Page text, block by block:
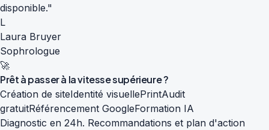
disponible."
L
Laura Bruyer
Sophrologue
🚀
Prêt à passer à lavitesse supérieure?
Création de siteIdentité visuellePrintAudit
gratuitRéférencement GoogleFormation IA
Diagnostic en 24h. Recommandations et plan d'action